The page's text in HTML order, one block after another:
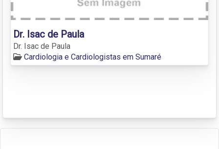
Dr. Isac de Paula
Dr. Isac de Paula
Cardiologia e Cardiologistas em Sumaré